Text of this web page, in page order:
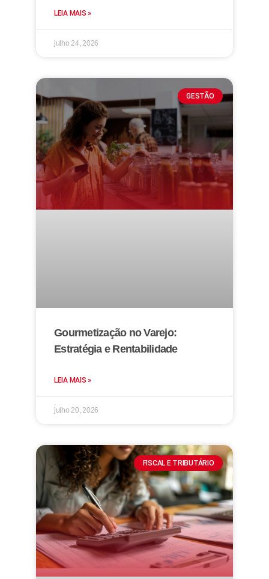
LEIA MAIS »
julho 24, 2026
GESTÃO
Gourmetização no Varejo:
Estratégia e Rentabilidade
LEIA MAIS »
julho 20, 2026
FISCAL E TRIBUTÁRIO